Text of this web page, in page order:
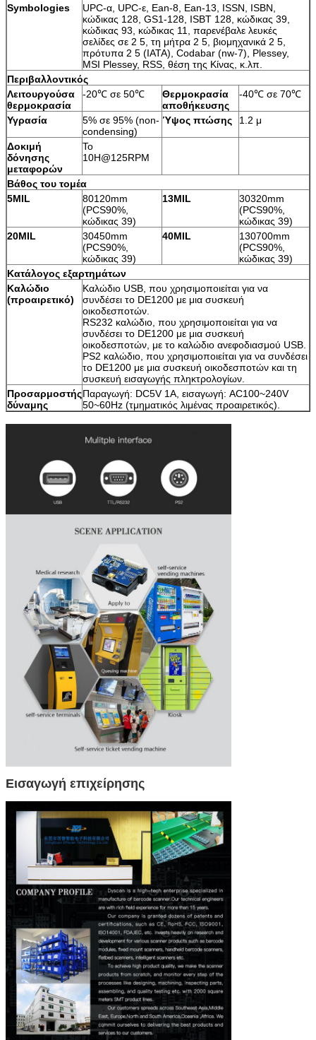
Symbologies
UPC-α, UPC-ε, Ean-8, Ean-13, ISSN, ISBN,
κώδικας 128, GS1-128, ISBT 128, κώδικας 39,
κώδικας 93, κώδικας 11, παρενέβαλε λευκές
σελίδες σε 2 5, τη μήτρα 2 5, βιομηχανικά 2 5,
πρότυπα 2 5 (IATA), Codabar (nw-7), Plessey,
MSI Plessey, RSS, θέση της Κίνας, κ.λπ.
Περιβαλλοντικός
Λειτουργούσα
θερμοκρασία
-20℃ σε 50℃
Θερμοκρασία
αποθήκευσης
-40℃ σε 70℃
Υγρασία
5% σε 95% (non-
condensing)
Ύψος πτώσης 1.2 μ
Δοκιμή
δόνησης
μεταφορών
Το
10H@125RPM
Βάθος του τομέα
5MIL
80120mm
(PCS90%,
κώδικας 39)
13MIL
30320mm
(PCS90%,
κώδικας 39)
20MIL
30450mm
(PCS90%,
κώδικας 39)
40MIL
130700mm
(PCS90%,
κώδικας 39)
Κατάλογος εξαρτημάτων
Καλώδιο
(προαιρετικό)
Καλώδιο USB, που χρησιμοποιείται για να
συνδέσει το DE1200 με μια συσκευή
οικοδεσποτών.
RS232 καλώδιο, που χρησιμοποιείται για να
συνδέσει το DE1200 με μια συσκευή
οικοδεσποτών, με το καλώδιο ανεφοδιασμού USB.
PS2 καλώδιο, που χρησιμοποιείται για να συνδέσει
το DE1200 με μια συσκευή οικοδεσποτών και τη
συσκευή εισαγωγής πληκτρολογίων.
Προσαρμοστής
δύναμης
Παραγωγή: DC5V 1A, εισαγωγή: AC100~240V
50~60Hz (τμηματικός λιμένας προαιρετικός).
Εισαγωγή επιχείρησης